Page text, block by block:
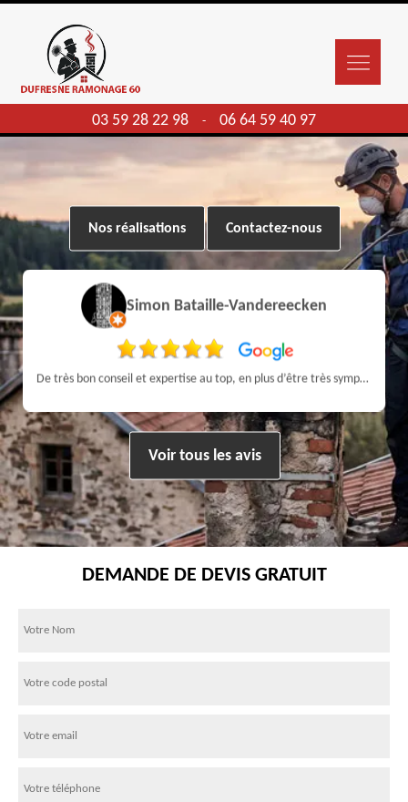
03 59 28 22 98 - 06 64 59 40 97
Nos réalisations Contactez-nous
Simon Bataille-Vandereecken
De très bon conseil et expertise au top, en plus d’être très sympathique, je recommande! Nous avons été bien aidés et renseignés sur quoi faire de notre insert et son entretien futur, merci :)
Voir tous les avis
DEMANDE DE DEVIS GRATUIT